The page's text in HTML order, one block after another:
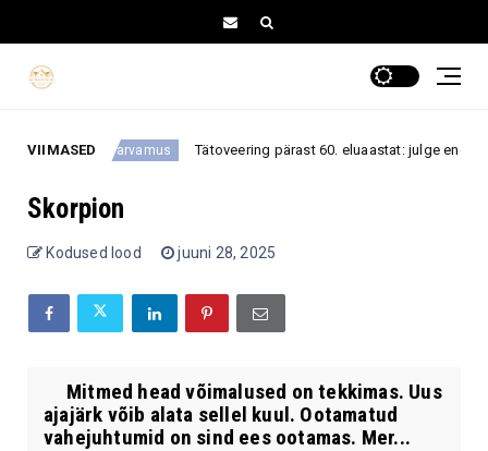
VIIMASEDarvamus Tätoveering pärast 60. eluaastat: julge
Skorpion
Kodused lood juuni 28, 2025
Mitmed head võimalused on tekkimas. Uus
ajajärk võib alata sellel kuul. Ootamatud
vahejuhtumid on sind ees ootamas. Mer...